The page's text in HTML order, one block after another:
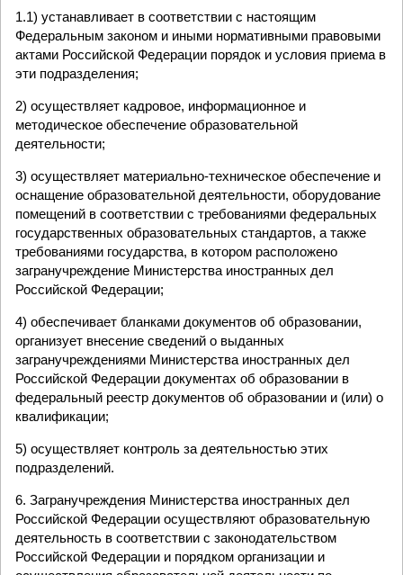
1.1) устанавливает в соответствии с настоящим
Федеральным законом и иными нормативными правовыми
актами Российской Федерации порядок и условия приема в
эти подразделения;
2) осуществляет кадровое, информационное и
методическое обеспечение образовательной
деятельности;
3) осуществляет материально-техническое обеспечение и
оснащение образовательной деятельности, оборудование
помещений в соответствии с требованиями федеральных
государственных образовательных стандартов, а также
требованиями государства, в котором расположено
загранучреждение Министерства иностранных дел
Российской Федерации;
4) обеспечивает бланками документов об образовании,
организует внесение сведений о выданных
загранучреждениями Министерства иностранных дел
Российской Федерации документах об образовании в
федеральный реестр документов об образовании и (или) о
квалификации;
5) осуществляет контроль за деятельностью этих
подразделений.
6. Загранучреждения Министерства иностранных дел
Российской Федерации осуществляют образовательную
деятельность в соответствии с законодательством
Российской Федерации и порядком организации и